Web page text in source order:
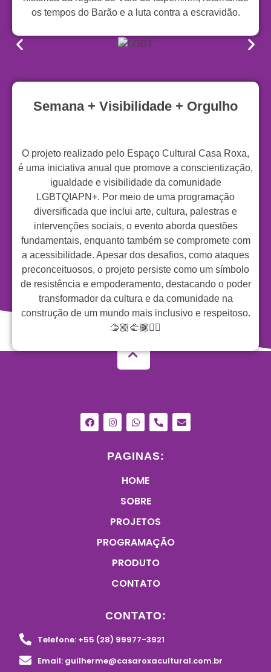
os tempos do Barão e a luta contra a escravidão.
Semana + Visibilidade + Orgulho
O projeto realizado pelo Espaço Cultural Casa Roxa,
é uma iniciativa anual que promove a conscientização,
igualdade e visibilidade da comunidade
LGBTQIAPN+. Por meio de uma programação
diversificada que inclui arte, cultura, palestras e
intervenções sociais, o evento aborda questões
fundamentais, enquanto também se compromete com
a acessibilidade. Apesar dos desafios, como ataques
preconceituosos, o projeto persiste como um símbolo
de resistência e empoderamento, destacando o poder
transformador da cultura e da comunidade na
construção de um mundo mais inclusivo e respeitoso.
🫱🏼‍🫲🏾🏳️‍🌈
PAGINAS:
HOME
SOBRE
PROJETOS
PROGRAMAÇÃO
PRODUTO
CONTATO
CONTATO:
Telefone: +55 (28) 99977-3921
Email: guilherme@casaroxacultural.com.br